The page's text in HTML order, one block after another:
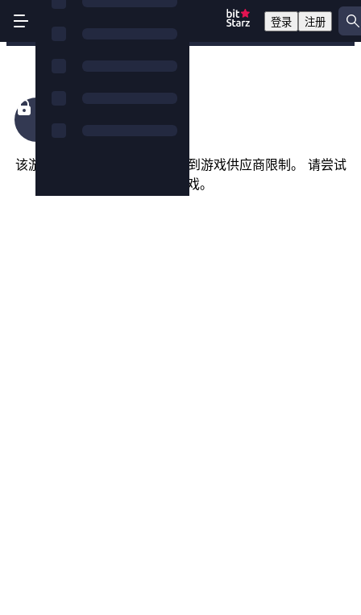
登录 注册
King Colossus
该游戏在您所在的国家/地区受到游戏供应商限制。 请尝试
以下游戏。